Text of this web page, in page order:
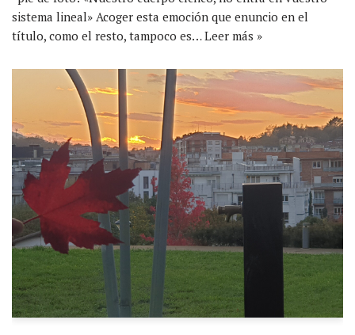
sistema lineal» Acoger esta emoción que enuncio en el
título, como el resto, tampoco es…Leer más »